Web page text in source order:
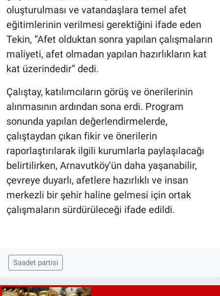
oluşturulması ve vatandaşlara temel afet
eğitimlerinin verilmesi gerektiğini ifade eden
Tekin, “Afet olduktan sonra yapılan çalışmaların
maliyeti, afet olmadan yapılan hazırlıkların kat
kat üzerindedir” dedi.
Çalıştay, katılımcıların görüş ve önerilerinin
alınmasının ardından sona erdi. Program
sonunda yapılan değerlendirmelerde,
çalıştaydan çıkan fikir ve önerilerin
raporlaştırılarak ilgili kurumlarla paylaşılacağı
belirtilirken, Arnavutköy’ün daha yaşanabilir,
çevreye duyarlı, afetlere hazırlıklı ve insan
merkezli bir şehir haline gelmesi için ortak
çalışmaların sürdürüleceği ifade edildi.
Saadet partisi